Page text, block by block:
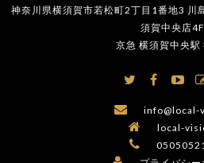
神奈川県横須賀市若松町2丁目1番地3 川
須賀中央店4F
京急 横須賀中央駅
  
 info@local-
 local-
